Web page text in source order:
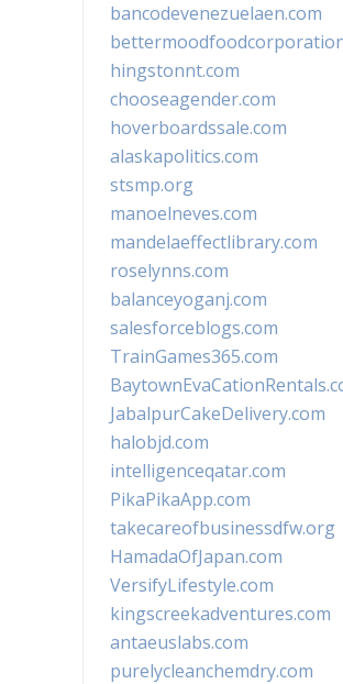
bancodevenezuelaen.com
hingstonnt.com
chooseagender.com
hoverboardssale.com
alaskapolitics.com
stsmp.org
manoelneves.com
mandelaeffectlibrary.com
roselynns.com
balanceyoganj.com
salesforceblogs.com
TrainGames365.com
JabalpurCakeDelivery.com
halobjd.com
intelligenceqatar.com
PikaPikaApp.com
takecareofbusinessdfw.org
HamadaOfJapan.com
VersifyLifestyle.com
kingscreekadventures.com
antaeuslabs.com
purelycleanchemdry.com